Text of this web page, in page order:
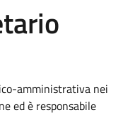
amministrativa nei
ed è responsabile